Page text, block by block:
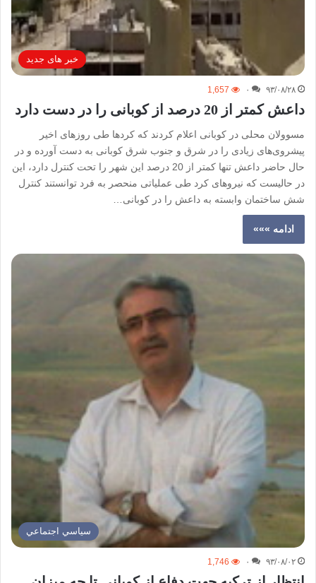
خبر های جدید
۹۳/۰۸/۲۸ ۰ 1,657
داعش کمتر از 20 درصد از کوبانی را در دست دارد
مسوولان محلی در کوبانی اعلام کردند که کردها طی روزهای اخیر
پیشروی‌های زیادی را در شرق و جنوب شرق کوبانی به دست آورده و در
حال حاضر داعش تنها کمتر از 20 درصد این شهر را تحت کنترل دارد، این
در حالیست که نیروهای کرد طی عملیاتی منحصر به فرد توانستند کنترل
شش ساختمان وابسته به داعش را در کوبانی…
ادامه »»»
سياسي اجتماعي
۹۳/۰۸/۰۲ ۰ 1,746